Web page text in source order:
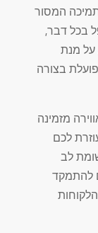
המסור
בכל דבר,
על מנת
בצורה
מזמינה
לכם
לב
להתמקד